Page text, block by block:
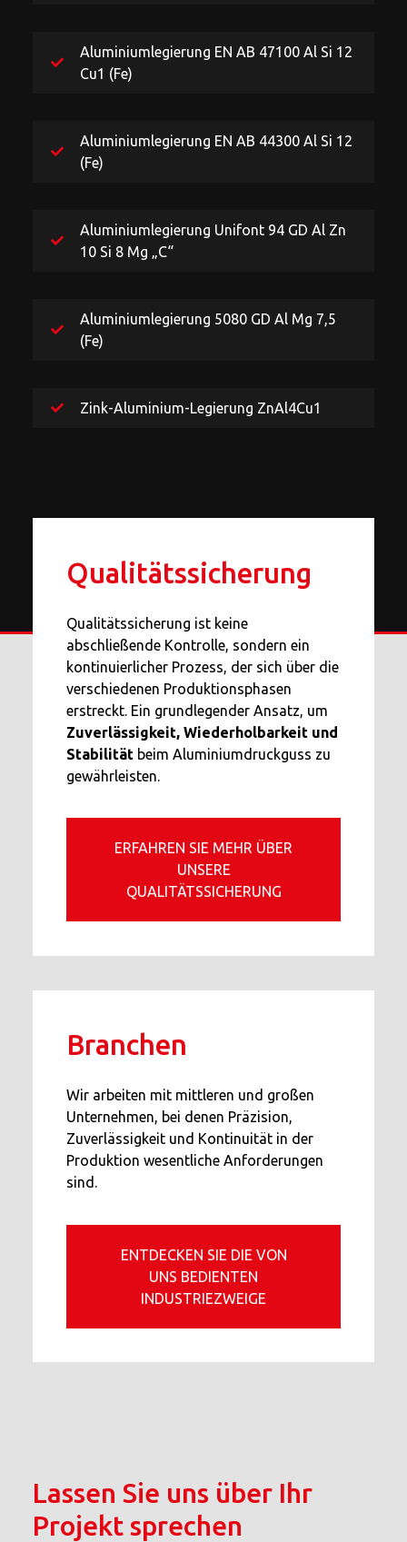
Aluminiumlegierung EN AB 47100 Al Si 12
Cu1 (Fe)
Aluminiumlegierung EN AB 44300 Al Si 12
(Fe)
Aluminiumlegierung Unifont 94 GD Al Zn
10 Si 8 Mg „C“
Aluminiumlegierung 5080 GD Al Mg 7,5
(Fe)
Zink-Aluminium-Legierung ZnAl4Cu1
Qualitätssicherung
Qualitätssicherung ist keine
abschließende Kontrolle, sondern ein
kontinuierlicher Prozess, der sich über die
verschiedenen Produktionsphasen
erstreckt. Ein grundlegender Ansatz, um
Zuverlässigkeit, Wiederholbarkeit und
Stabilität beim Aluminiumdruckguss zu
gewährleisten.
ERFAHREN SIE MEHR ÜBER
UNSERE
QUALITÄTSSICHERUNG
Branchen
Wir arbeiten mit mittleren und großen
Unternehmen, bei denen Präzision,
Zuverlässigkeit und Kontinuität in der
Produktion wesentliche Anforderungen
sind.
ENTDECKEN SIE DIE VON
UNS BEDIENTEN
INDUSTRIEZWEIGE
Lassen Sie uns über Ihr
Projekt sprechen